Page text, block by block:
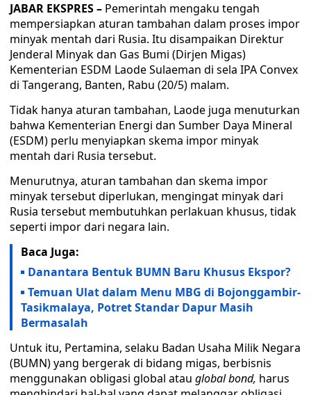
JABAR EKSPRES – Pemerintah mengaku tengah
mempersiapkan aturan tambahan dalam proses impor
minyak mentah dari Rusia. Itu disampaikan Direktur
Jenderal Minyak dan Gas Bumi (Dirjen Migas)
Kementerian ESDM Laode Sulaeman di sela IPA Convex
di Tangerang, Banten, Rabu (20/5) malam.
Tidak hanya aturan tambahan, Laode juga menuturkan
bahwa Kementerian Energi dan Sumber Daya Mineral
(ESDM) perlu menyiapkan skema impor minyak
mentah dari Rusia tersebut.
Menurutnya, aturan tambahan dan skema impor
minyak tersebut diperlukan, mengingat minyak dari
Rusia tersebut membutuhkan perlakuan khusus, tidak
seperti impor dari negara lain.
Baca Juga:
Danantara Bentuk BUMN Baru Khusus Ekspor?
Temuan Ulat dalam Menu MBG di Bojonggambir-
Tasikmalaya, Potret Standar Dapur Masih
Bermasalah
Untuk itu, Pertamina, selaku Badan Usaha Milik Negara
(BUMN) yang bergerak di bidang migas, berbisnis
menggunakan obligasi global atau global bond, harus